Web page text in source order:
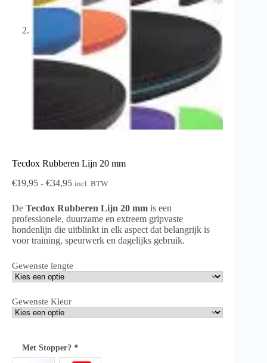
Tecdox Rubberen Lijn 20 mm
€19,95 - €34,95Prijsklasse:
tot
€34,95
incl. BTW
De Tecdox Rubberen Lijn 20 mm is een
professionele, duurzame en extreem gripvaste
hondenlijn die uitblinkt in elk aspect dat belangrijk is
voor training, speurwerk en dagelijks gebruik.
Gewenste lengte
Gewenste Kleur
Met Stopper? *